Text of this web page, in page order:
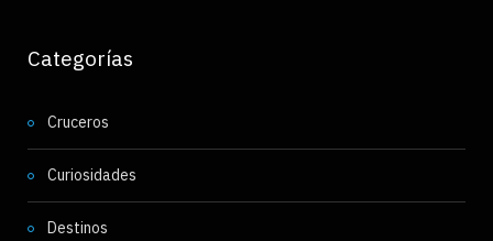
Categorías
Cruceros
Curiosidades
Destinos